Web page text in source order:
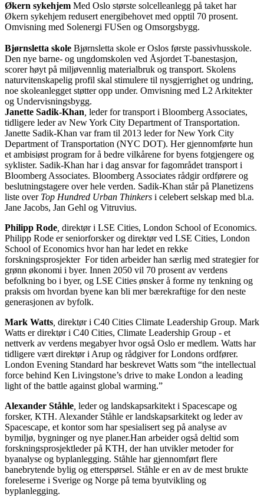
Økern sykehjem Med Oslo største solcelleanlegg på taket har
Økern sykehjem redusert energibehovet med opptil 70 prosent.
Omvisning med Solenergi FUSen og Omsorgsbygg.
Bjørnsletta skole Bjørnsletta skole er Oslos første passivhusskole.
Den nye barne- og ungdomskolen ved Åsjordet T-banestasjon,
scorer høyt på miljøvennlig materialbruk og transport. Skolens
naturvitenskapelig profil skal stimulere til nysgjerrighet og undring,
noe skoleanlegget støtter opp under. Omvisning med L2 Arkitekter
og Undervisningsbygg.
Janette Sadik-Khan leder for transport i Bloomberg Associates,
tidligere leder av New York City Department of Transportation.
Janette Sadik-Khan var fram til 2013 leder for New York City
Department of Transportation (NYC DOT). Her gjennomførte hun
et ambisiøst program for å bedre vilkårene for byens fotgjengere og
syklister. Sadik-Khan har i dag ansvar for fagområdet transport i
Bloomberg Associates. Bloomberg Associates rådgir ordførere og
beslutningstagere over hele verden. Sadik-Khan står på Planetizens
liste over Top Hundred Urban Thinkers i celebert selskap med bl.a.
Jane Jacobs, Jan Gehl og Vitruvius.
Philipp Rode direktør i LSE Cities, London School of Economics.
Philipp Rode er seniorforsker og direktør ved LSE Cities, London
School of Economics hvor han har ledet en rekke
forskningsprosjekter For tiden arbeider han særlig med strategier for
grønn økonomi i byer. Innen 2050 vil 70 prosent av verdens
befolkning bo i byer, og LSE Cities ønsker å forme ny tenkning og
praksis om hvordan byene kan bli mer bærekraftige for den neste
generasjonen av byfolk.
Mark Watts direktør i C40 Cities Climate Leadership Group. Mark
Watts er direktør i C40 Cities, Climate Leadership Group - et
nettverk av verdens megabyer hvor også Oslo er medlem. Watts har
tidligere vært direktør i Arup og rådgiver for Londons ordfører.
London Evening Standard har beskrevet Watts som “the intellectual
force behind Ken Livingstone’s drive to make London a leading
light of the battle against global warming.”
Alexander Ståhle leder og landskapsarkitekt i Spacescape og
forsker, KTH. Alexander Ståhle er landskapsarkitekt og leder av
Spacescape, et kontor som har spesialisert seg på analyse av
bymiljø, bygninger og nye planer.Han arbeider også deltid som
forskningsprosjektleder på KTH, der han utvikler metoder for
byanalyse og byplanlegging. Ståhle har gjennomført flere
banebrytende bylig og etterspørsel. Ståhle er en av de mest brukte
foreleserne i Sverige og Norge på tema byutvikling og
byplanlegging.